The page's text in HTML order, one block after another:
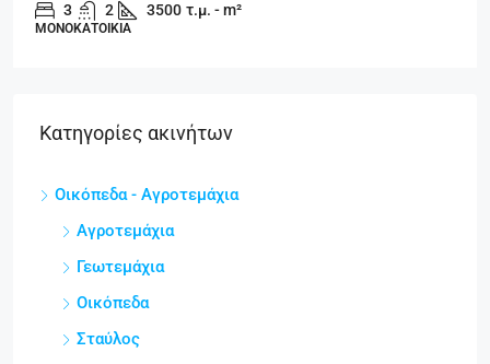
3 2 3500 τ.μ. - m²
ΜΟΝΟΚΑΤΟΙΚΊΑ
Κατηγορίες ακινήτων
Οικόπεδα - Αγροτεμάχια
Αγροτεμάχια
Γεωτεμάχια
Οικόπεδα
Σταύλος